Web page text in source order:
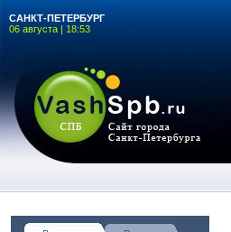
САНКТ-ПЕТЕРБУРГ
06 августа | 18:53